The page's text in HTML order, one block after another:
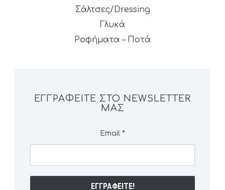
Σάλτσες/Dressing
Γλυκά
Ροφήματα – Ποτά
ΕΓΓΡΑΦΕΊΤΕ ΣΤΟ NEWSLETTER
ΜΑΣ
Email *